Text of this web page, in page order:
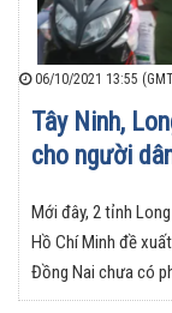
06/10/2021 13:55
Tây Ninh,
cho người
Mới đây, 2 tỉnh
Hồ Chí Minh đề
Đồng Nai chưa có